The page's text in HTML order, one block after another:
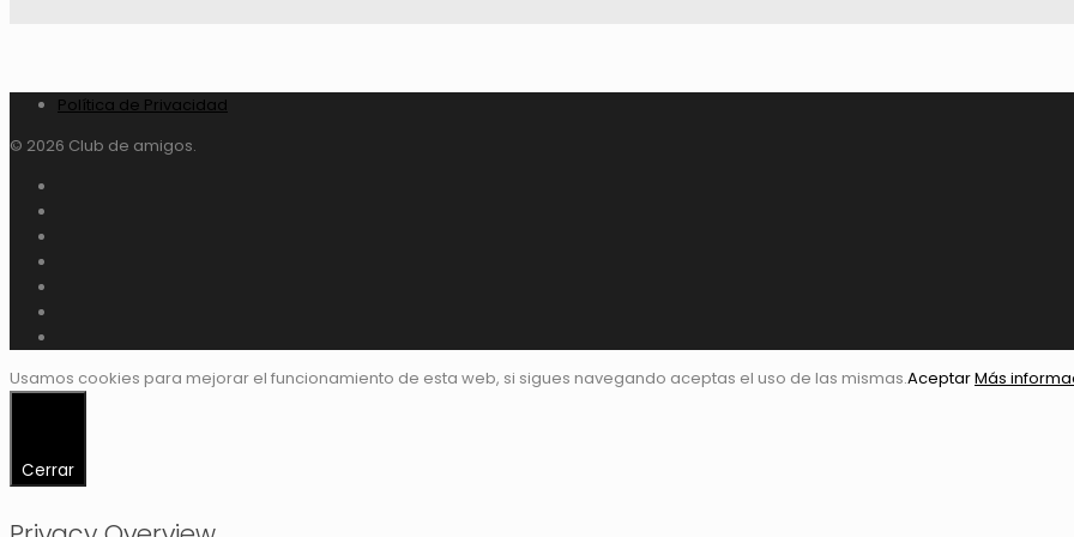
Política de Privacidad
© 2026 Club de amigos.
Usamos cookies para mejorar el funcionamiento de esta web, si sigues navegando aceptas el uso de las mismas.AceptarMás
Cerrar